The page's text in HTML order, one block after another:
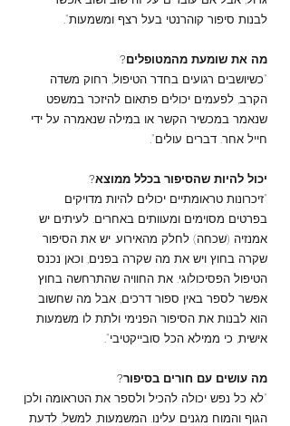
לבנות סיפור קוהרנטי בעל רצף ומשמעות".
מה את שומעת מהמטופלים?
"כשיושבים רגועים בחדר הטיפול, רחוק משדה
הקרב, לפעמים יכולים פתאום להיזכר במשפט
שנאמר במכשיר הקשר או במילה שנאמרה על ידי
חייל אחר. דברים עולים".
יכול להיות שהסיפור בכלל ממוצא?
"זיכרונות טראומתיים יכולים להיות מדויקים
בפרטים מסוימים ומעוותים באחרים. לעיתים יש
אמנזיה (שכחה) לחלק מהאירוע. יש את הסיפור
שקרה בחוץ ויש את מה שקרה בפנים, וכאן נכנס
הטיפול הפסיכולוגי. את החוויה שהתרחשה בחוץ
אפשר לספר באין ספור דרכים, אבל מה שחשוב
הוא לבנות את הסיפור הפנימי ולתת לו משמעות
אישית, כי ממילא הכל סובייקטיבי".
מה עושים עם חורים בסיפור?
"לא כל נפש יכולה להכיל ולספר את הטראומה ולכן
הגוף והמוח מגנים עלינו. המשמעות, למשל, לדעת